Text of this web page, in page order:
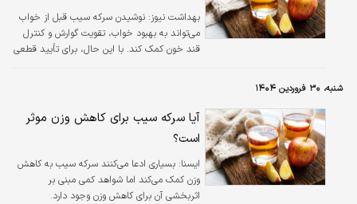
بهداشت نیوز: نوشیدن سرکه سیب قبل از خواب
می‌تواند به بهبود خواب، تقویت گوارش و کنترل
قند خون کمک کند. با این حال، برای تأیید قطعی
شنبه، ۳۰ فروردین ۱۴۰۴
آیا سرکه سیب برای کاهش وزن موثر
است؟
ايسنا: بسیاری ادعا می‌کنند سرکه سیب به کاهش
وزن کمک می‌کند اما شواهد کمی مبنی بر
اثربخشی آن برای کاهش وزن وجود دارد.